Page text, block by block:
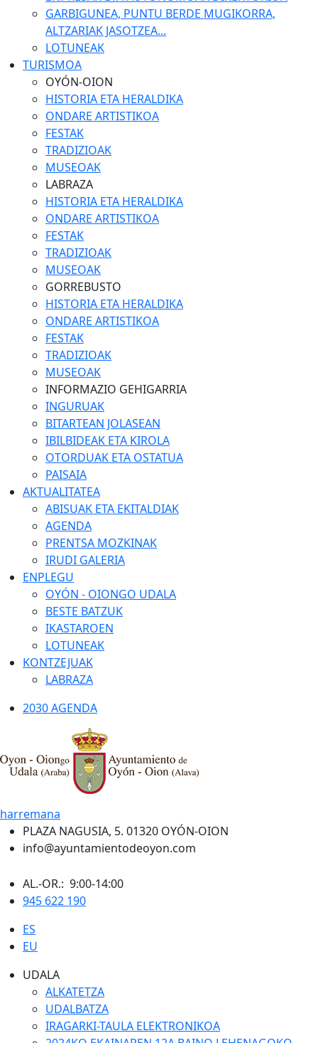
GARBIGUNEA, PUNTU BERDE MUGIKORRA,
ALTZARIAK JASOTZEA...
LOTUNEAK
TURISMOA
OYÓN-OION
HISTORIA ETA HERALDIKA
ONDARE ARTISTIKOA
FESTAK
TRADIZIOAK
MUSEOAK
LABRAZA
HISTORIA ETA HERALDIKA
ONDARE ARTISTIKOA
FESTAK
TRADIZIOAK
MUSEOAK
GORREBUSTO
HISTORIA ETA HERALDIKA
ONDARE ARTISTIKOA
FESTAK
TRADIZIOAK
MUSEOAK
INFORMAZIO GEHIGARRIA
INGURUAK
BITARTEAN JOLASEAN
IBILBIDEAK ETA KIROLA
OTORDUAK ETA OSTATUA
PAISAIA
AKTUALITATEA
ABISUAK ETA EKITALDIAK
AGENDA
PRENTSA MOZKINAK
IRUDI GALERIA
ENPLEGU
OYÓN - OIONGO UDALA
BESTE BATZUK
IKASTAROEN
LOTUNEAK
KONTZEJUAK
LABRAZA
2030 AGENDA
harremana
PLAZA NAGUSIA, 5. 01320 OYÓN-OION
info@ayuntamientodeoyon.com
AL.-OR.: 9:00-14:00
945 622 190
ES
EU
UDALA
ALKATETZA
UDALBATZA
IRAGARKI-TAULA ELEKTRONIKOA